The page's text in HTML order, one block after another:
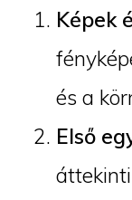
Képek
és a
Első